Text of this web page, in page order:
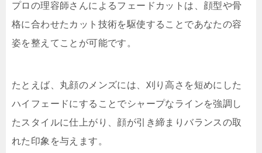
プロの理容師さんによるフェードカットは、顔型や骨
格に合わせたカット技術を駆使することであなたの容
姿を整えてことが可能です。
たとえば、丸顔のメンズには、刈り高さを短めにした
ハイフェードにすることでシャープなラインを強調し
たスタイルに仕上がり、顔が引き締まりバランスの取
れた印象を与えます。